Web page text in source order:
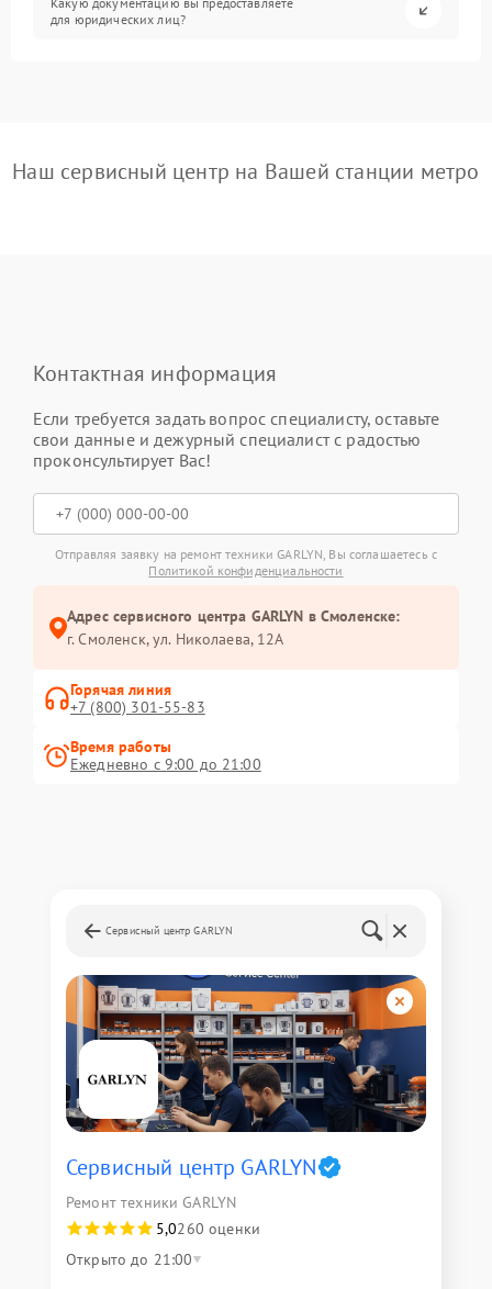
для юридических лиц?
Наш сервисный центр на Вашей станции метро
Контактная информация
Если требуется задать вопрос специалисту, оставьте
свои данные и дежурный специалист с радостью
проконсультирует Вас!
Отправляя заявку на ремонт техники GARLYN, Вы соглашаетесь с
Политикой конфиденциальности
Адрес сервисного центра GARLYN в Смоленске:
г. Смоленск, ул. Николаева, 12А
Горячая линия
+7 (800) 301-55-83
Время работы
Ежедневно с 9:00 до 21:00
Сервисный центр GARLYN
Сервисный центр GARLYN
Ремонт техники GARLYN
5,0260 оценки
Открыто до 21:00